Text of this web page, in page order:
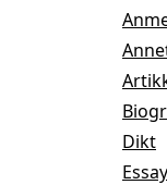
Dikt
Essay